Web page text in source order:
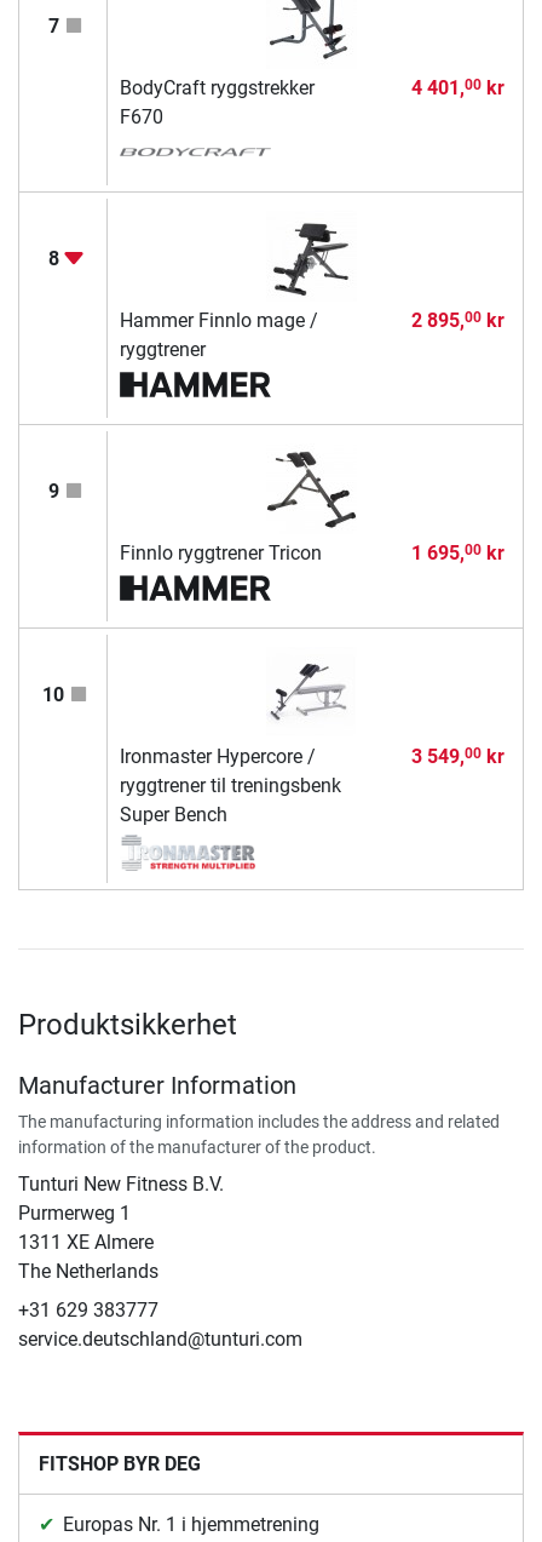
7
BodyCraft ryggstrekker
F670
4 401,00kr
8
Hammer Finnlo mage /
ryggtrener
2 895,00kr
9
Finnlo ryggtrener Tricon 1 695,00kr
10
Ironmaster Hypercore /
ryggtrener til treningsbenk
Super Bench
3 549,00kr
Produktsikkerhet
Manufacturer Information
The manufacturing information includes the address and related
information of the manufacturer of the product.
Tunturi New Fitness B.V.
Purmerweg 1
1311 XE Almere
The Netherlands
+31 629 383777
service.deutschland@tunturi.com
FITSHOP BYR DEG
Europas Nr. 1 i hjemmetrening